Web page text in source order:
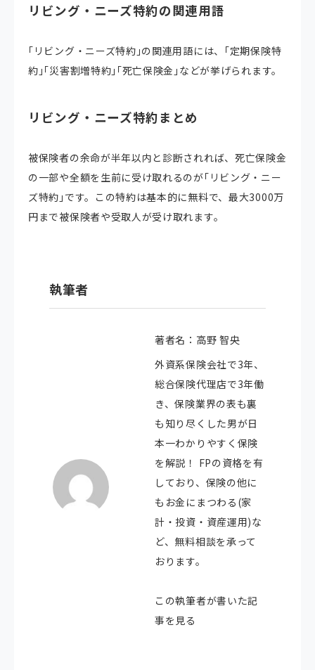
リビング・ニーズ特約の関連用語
｢リビング・ニーズ特約｣の関連用語には、｢定期保険特
約｣｢災害割増特約｣｢死亡保険金｣などが挙げられます。
リビング・ニーズ特約まとめ
被保険者の余命が半年以内と診断されれば、死亡保険金
の一部や全額を生前に受け取れるのが｢リビング・ニー
ズ特約｣です。この特約は基本的に無料で、最大3000万
円まで被保険者や受取人が受け取れます。
執筆者
著者名：高野 智央
外資系保険会社で3年、
総合保険代理店で3年働
き、保険業界の表も裏
も知り尽くした男が日
本一わかりやすく保険
を解説！ FPの資格を有
しており、保険の他に
もお金にまつわる(家
計・投資・資産運用)な
ど、無料相談を承って
おります。
この執筆者が書いた記
事を見る